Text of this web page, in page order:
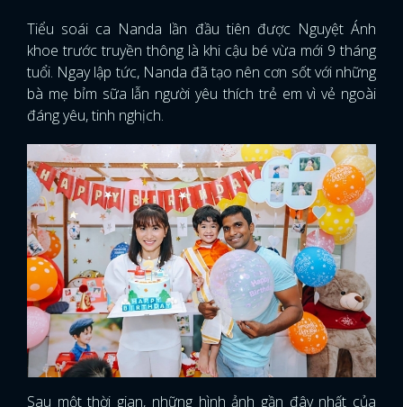
ĐĂNG NHẬP
Tiểu soái ca Nanda lần đầu tiên được Nguyệt Ánh
khoe trước truyền thông là khi cậu bé vừa mới 9 tháng
tuổi. Ngay lập tức, Nanda đã tạo nên cơn sốt với những
bà mẹ bỉm sữa lẫn người yêu thích trẻ em vì vẻ ngoài
đáng yêu, tinh nghịch.
Sau một thời gian, những hình ảnh gần đây nhất của